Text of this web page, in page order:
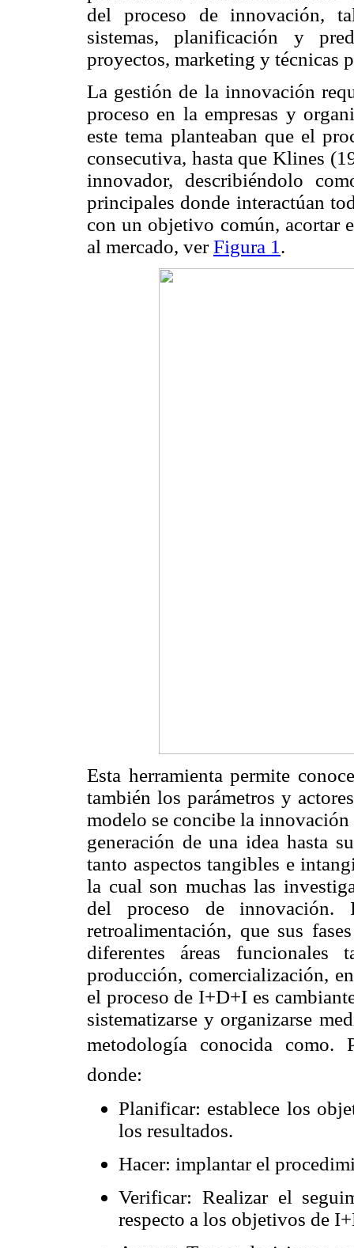
del proceso de innovación,
sistemas, planificación y
proyectos, marketing y técnicas
La gestión de la innovación
proceso en la empresas y
este tema planteaban que el
consecutiva, hasta que Klines
innovador, describiéndolo
principales donde interactúan
con un objetivo común, acortar
al mercado, verFigura 1 .
Esta herramienta permite
también los parámetros y
modelo se concibe la
generación de una idea hasta
tanto aspectos tangibles e
la cual son muchas las
del proceso de innovación.
retroalimentación, que sus
diferentes áreas funcionales
producción, comercialización,
el proceso de I+D+I es
sistematizarse y organizarse
metodología conocida como.
donde:
Planificar: establece los
los resultados.
Hacer: implantar el
Verificar: Realizar el
respecto a los objetivos de